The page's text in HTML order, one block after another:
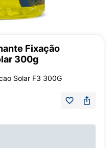
Fixação
300g
Solar F3 300G